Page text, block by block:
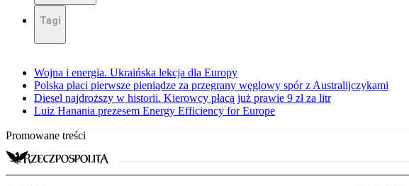
Tagi
Wojna i energia. Ukraińska lekcja dla Europy
Polska płaci pierwsze pieniądze za przegrany węglowy spór z Australijczykami
Diesel najdroższy w historii. Kierowcy płacą już prawie 9 zł za litr
Luiz Hanania prezesem Energy Efficiency for Europe
Promowane treści